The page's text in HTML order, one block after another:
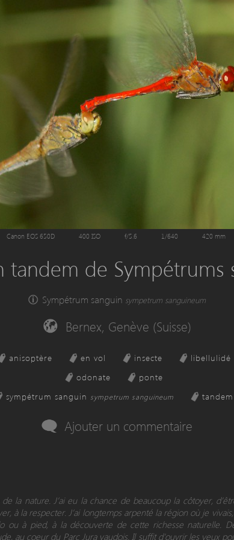
Canon EOS 650D 400 ISO f/5.6 1/640 420 mm
tandem de Sympétrums
Sympétrum sanguin sympetrum sanguineum
Bernex, Genève (Suisse)
anisoptère en vol insecte
libellulidé
odonate
ponte
sympétrum sanguin sympetrum sanguineum tandem
Ajouter un commentaire
la nature. J’ai eu la chance de beaucoup la côtoyer,
à la respecter. J’ai longtemps arpenté la région où je
ou à pied, à la découverte de cette richesse naturelle.
au coeur du Parc Jura vaudois. Il suffit d’ouvrir les yeux